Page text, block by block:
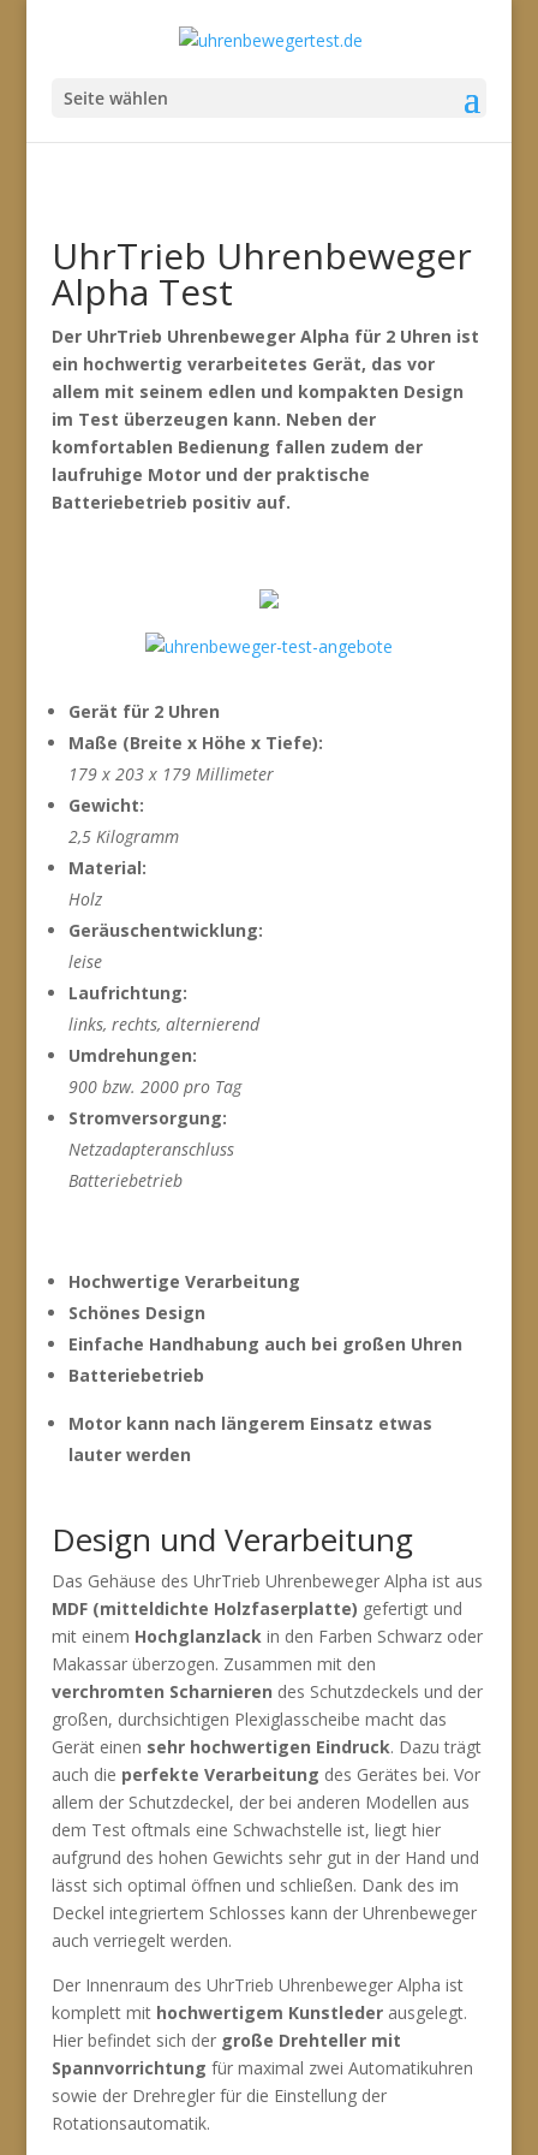
Seite wählen
UhrTrieb Uhrenbeweger
Alpha Test
Der UhrTrieb Uhrenbeweger Alpha für 2 Uhren ist
ein hochwertig verarbeitetes Gerät, das vor
allem mit seinem edlen und kompakten Design
im Test überzeugen kann. Neben der
komfortablen Bedienung fallen zudem der
laufruhige Motor und der praktische
Batteriebetrieb positiv auf.
Gerät für 2 Uhren
Maße (Breite x Höhe x Tiefe):
179 x 203 x 179 Millimeter
Gewicht:
2,5 Kilogramm
Material:
Holz
Geräuschentwicklung:
leise
Laufrichtung:
links, rechts, alternierend
Umdrehungen:
900 bzw. 2000 pro Tag
Stromversorgung:
Netzadapteranschluss
Batteriebetrieb
Hochwertige Verarbeitung
Schönes Design
Einfache Handhabung auch bei großen Uhren
Batteriebetrieb
Motor kann nach längerem Einsatz etwas
lauter werden
Design und Verarbeitung
Das Gehäuse des UhrTrieb Uhrenbeweger Alpha ist aus
MDF (mitteldichte Holzfaserplatte) gefertigt und
mit einem Hochglanzlack in den Farben Schwarz oder
Makassar überzogen. Zusammen mit den
verchromten Scharnieren des Schutzdeckels und der
großen, durchsichtigen Plexiglasscheibe macht das
Gerät einen sehr hochwertigen Eindruck. Dazu trägt
auch die perfekte Verarbeitung des Gerätes bei. Vor
allem der Schutzdeckel, der bei anderen Modellen aus
dem Test oftmals eine Schwachstelle ist, liegt hier
aufgrund des hohen Gewichts sehr gut in der Hand und
lässt sich optimal öffnen und schließen. Dank des im
Deckel integriertem Schlosses kann der Uhrenbeweger
auch verriegelt werden.
Der Innenraum des UhrTrieb Uhrenbeweger Alpha ist
komplett mit hochwertigem Kunstlederausgelegt.
Hier befindet sich der große Drehteller mit
Spannvorrichtung für maximal zwei Automatikuhren
sowie der Drehregler für die Einstellung der
Rotationsautomatik.